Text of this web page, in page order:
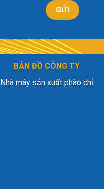
BẢN ĐỒ CÔNG TY
Nhà máy sản xuất phào chỉ